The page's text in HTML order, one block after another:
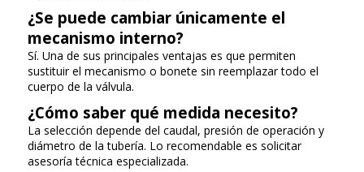
¿Se puede cambiar únicamente el
mecanismo interno?
Sí. Una de sus principales ventajas es que permiten
sustituir el mecanismo o bonete sin reemplazar todo el
cuerpo de la válvula.
¿Cómo saber qué medida necesito?
La selección depende del caudal, presión de operación y
diámetro de la tubería. Lo recomendable es solicitar
asesoría técnica especializada.